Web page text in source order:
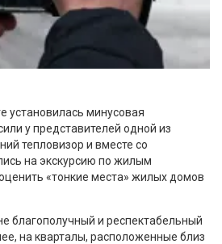
установилась минусовая
у представителей одной из
тепловизор и вместе со
на экскурсию по жилым
«тонкие места» жилых домов
благополучный и респектабельный
на кварталы, расположенные близ